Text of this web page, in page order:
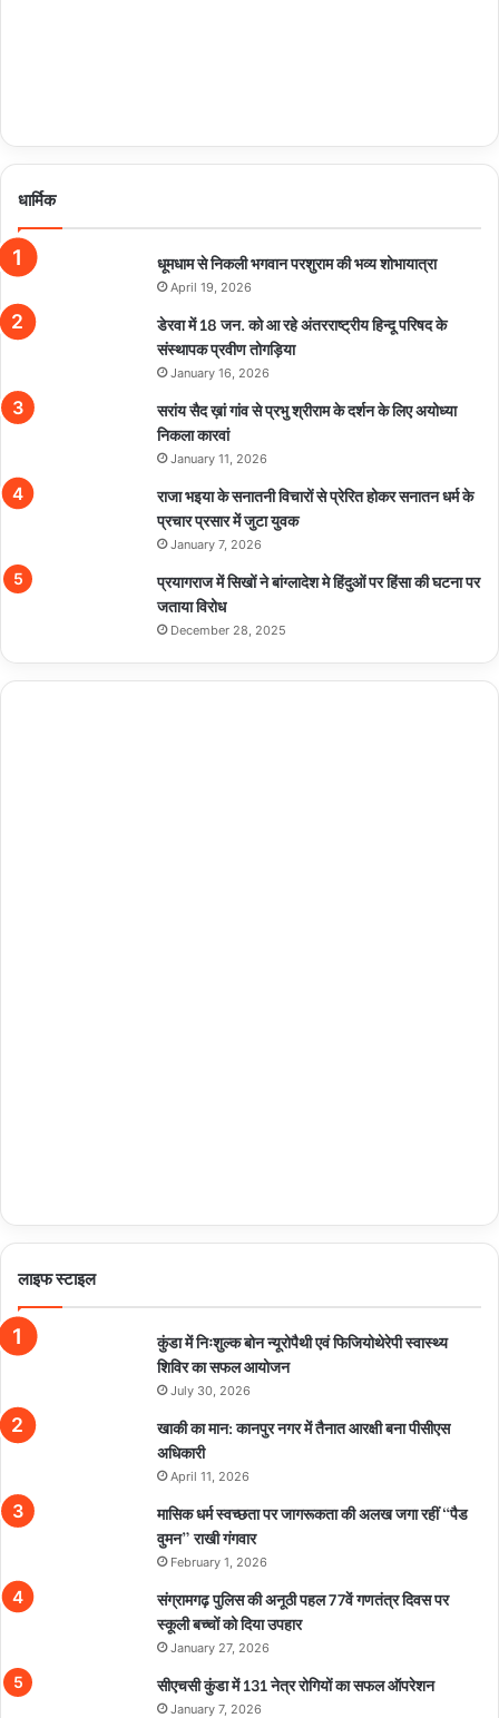
धार्मिक
धूमधाम से निकली भगवान परशुराम की भव्य शोभायात्रा
April 19, 2026
डेरवा में 18 जन. को आ रहे अंतरराष्ट्रीय हिन्दू परिषद के
संस्थापक प्रवीण तोगड़िया
January 16, 2026
सरांय सैद ख़ां गांव से प्रभु श्रीराम के दर्शन के लिए अयोध्या
निकला कारवां
January 11, 2026
राजा भइया के सनातनी विचारों से प्रेरित होकर सनातन धर्म के
प्रचार प्रसार में जुटा युवक
January 7, 2026
प्रयागराज में सिखों ने बांग्लादेश मे हिंदुओं पर हिंसा की घटना पर
जताया विरोध
December 28, 2025
लाइफ स्टाइल
कुंडा में निःशुल्क बोन न्यूरोपैथी एवं फिजियोथेरेपी स्वास्थ्य
शिविर का सफल आयोजन
July 30, 2026
खाकी का मान: कानपुर नगर में तैनात आरक्षी बना पीसीएस
अधिकारी
April 11, 2026
मासिक धर्म स्वच्छता पर जागरूकता की अलख जगा रहीं “पैड
वुमन” राखी गंगवार
February 1, 2026
संग्रामगढ़ पुलिस की अनूठी पहल 77वें गणतंत्र दिवस पर
स्कूली बच्चों को दिया उपहार
January 27, 2026
सीएचसी कुंडा में 131 नेत्र रोगियों का सफल ऑपरेशन
January 7, 2026